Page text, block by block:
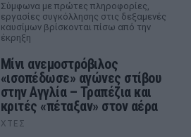
Σύμφωνα με πρώτες πληροφορίες,
εργασίες συγκόλλησης στις δεξαμενές
καυσίμων βρίσκονται πίσω από την
έκρηξη
Μίνι ανεμοστρόβιλος
«ισοπέδωσε» αγώνες στίβου
στην Αγγλία – Τραπέζια και
κριτές «πέταξαν» στον αέρα
ΧΤΕΣ